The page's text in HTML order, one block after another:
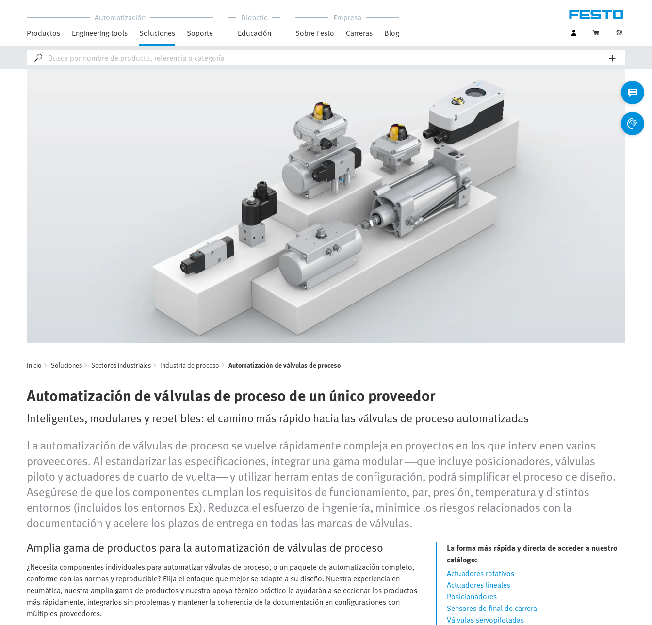
Automatización
Productos
Engineering tools Soluciones Soporte
Didactic
Educación
Empresa
Sobre Festo
Carreras Blog
Inicio Soluciones Sectores industriales Industria de proceso Automatización de válvulas de proceso
Automatización de válvulas de proceso de un único proveedor
Inteligentes, modulares y repetibles: el camino más rápido hacia las válvulas de proceso automatizadas
La automatización de válvulas de proceso se vuelve rápidamente compleja en proyectos en los que intervienen varios
proveedores. Al estandarizar las especificaciones, integrar una gama modular —que incluye posicionadores, válvulas
piloto y actuadores de cuarto de vuelta— y utilizar herramientas de configuración, podrá simplificar el proceso de diseño.
Asegúrese de que los componentes cumplan los requisitos de funcionamiento, par, presión, temperatura y distintos
entornos (incluidos los entornos Ex). Reduzca el esfuerzo de ingeniería, minimice los riesgos relacionados con la
documentación y acelere los plazos de entrega en todas las marcas de válvulas.
Amplia gama de productos para la automatización de válvulas de proceso
¿Necesita componentes individuales para automatizar válvulas de proceso, o un paquete de automatización completo,
conforme con las normas y reproducible? Elija el enfoque que mejor se adapte a su diseño. Nuestra experiencia en
neumática, nuestra amplia gama de productos y nuestro apoyo técnico práctico le ayudarán a seleccionar los productos
más rápidamente, integrarlos sin problemas y mantener la coherencia de la documentación en configuraciones con
múltiples proveedores.
La forma más rápida y directa de acceder a nuestro
catálogo:
Actuadores rotativos
Actuadores lineales
Posicionadores
Sensores de final de carrera
Válvulas servopilotadas